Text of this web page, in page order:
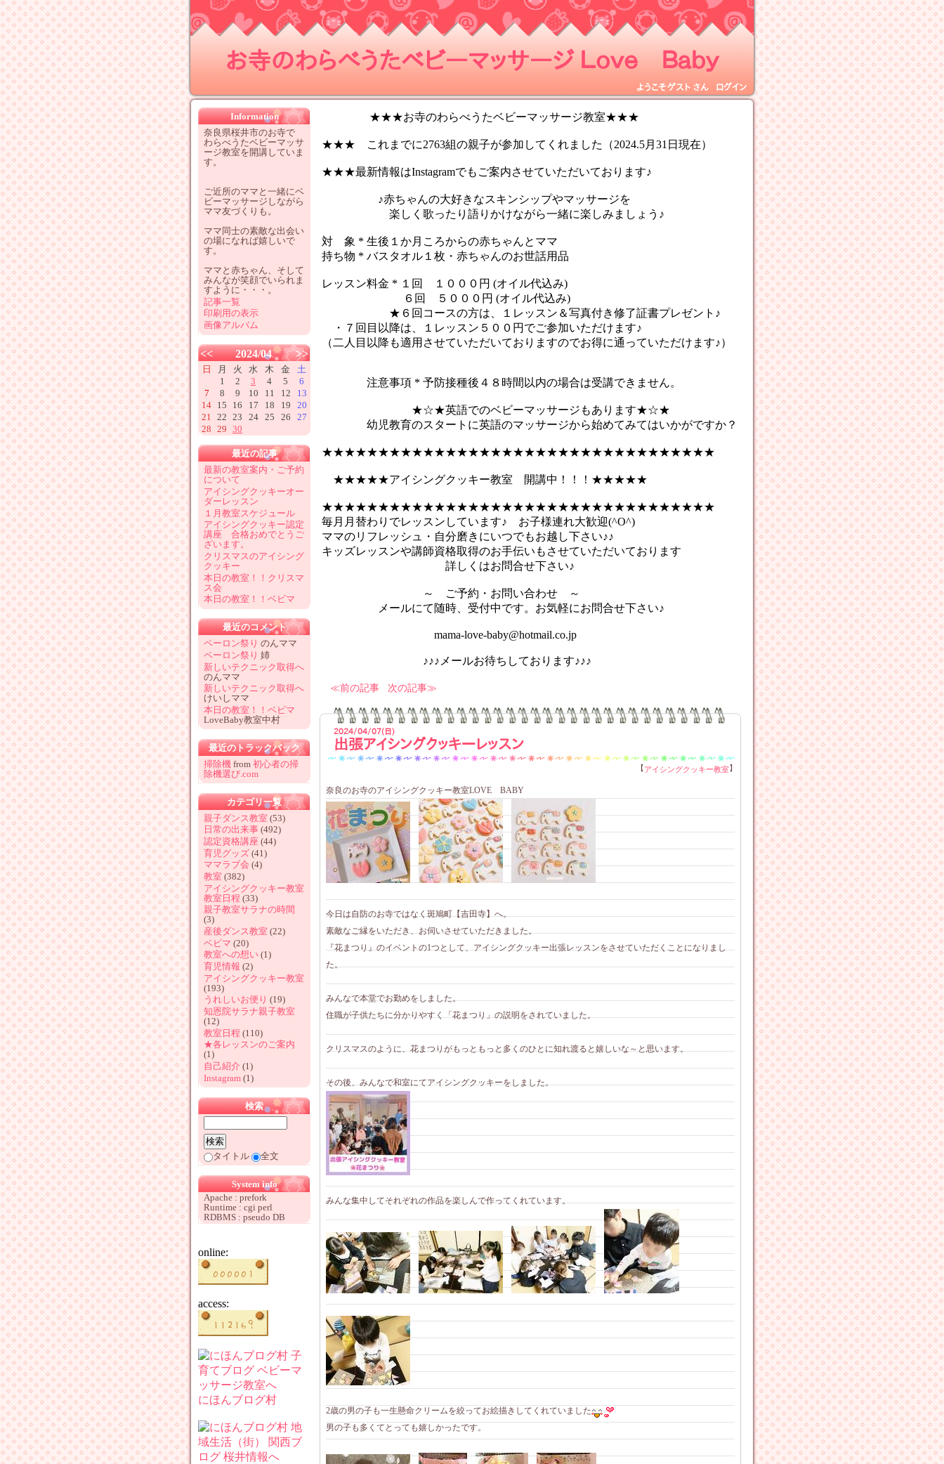
ようこそゲスト さん ログイン
お寺のわらべうたベビーマッサージ Ｌｏｖｅ Ｂａｂｙ
★★★お寺のわらべうたベビーマッサージ教室★★★
★★★ これまでに2763組の親子が参加してくれました（2024.5月31日現在）
★★★最新情報はInstagramでもご案内させていただいております♪
♪赤ちゃんの大好きなスキンシップやマッサージを
楽しく歌ったり語りかけながら一緒に楽しみましょう♪
対 象 * 生後１か月ころからの赤ちゃんとママ
持ち物 * バスタオル１枚・赤ちゃんのお世話用品
レッスン料金 * １回 １０００円 (オイル代込み)
６回 ５０００円 (オイル代込み)
★６回コースの方は、１レッスン＆写真付き修了証書プレゼント♪
・７回目以降は、１レッスン５００円でご参加いただけます♪
（二人目以降も適用させていただいておりますのでお得に通っていただけます♪）
注意事項 * 予防接種後４８時間以内の場合は受講できません。
★☆★英語でのベビーマッサージもあります★☆★
幼児教育のスタートに英語のマッサージから始めてみてはいかがですか？
★★★★★★★★★★★★★★★★★★★★★★★★★★★★★★★★★★★
★★★★★アイシングクッキー教室 開講中！！！★★★★★
★★★★★★★★★★★★★★★★★★★★★★★★★★★★★★★★★★★
毎月月替わりでレッスンしています♪ お子様連れ大歓迎(^O^)
ママのリフレッシュ・自分磨きにいつでもお越し下さい♪♪
キッズレッスンや講師資格取得のお手伝いもさせていただいております
詳しくはお問合せ下さい♪
～ ご予約・お問い合わせ ～
メールにて随時、受付中です。お気軽にお問合せ下さい♪
mama-love-baby@hotmail.co.jp
♪♪♪メールお待ちしております♪♪♪
前の記事 次の記事
2024/04/07(日)
出張アイシングクッキーレッスン
【 アイシングクッキー教室】
奈良のお寺のアイシングクッキー教室LOVE BABY
今日は自防のお寺ではなく斑鳩町【吉田寺】へ。
素敵なご縁をいただき、お伺いさせていただきました。
『花まつり』のイベントの1つとして、アイシングクッキー出張レッスンをさせていただくことになりまし
た。
みんなで本堂でお勤めをしました。
住職が子供たちに分かりやすく「花まつり」の説明をされていました。
クリスマスのように、花まつりがもっともっと多くのひとに知れ渡ると嬉しいな～と思います。
その後、みんなで和室にてアイシングクッキーをしました。
みんな集中してそれぞれの作品を楽しんで作ってくれています。
2歳の男の子も一生懸命クリームを絞ってお絵描きしてくれていました
男の子も多くてとっても嬉しかったです。
Information
奈良県桜井市のお寺で
わらべうたベビーマッサ
ージ教室を開講していま
す。
ご近所のママと一緒にベ
ビーマッサージしながら
ママ友づくりも。
ママ同士の素敵な出会い
の場になれば嬉しいで
す。
ママと赤ちゃん、そして
みんなが笑顔でいられま
すように・・・。
記事一覧
印刷用の表示
画像アルバム
<< 2024/04 >>
日 月 火 水 木 金
土
1
2 3 4 5
6
7
8 9 10 11 12
13
14 15 16 17 18 19
20
21
22 23 24 25 26
27
28 29 30
最近の記事
最新の教室案内・ご予約
について
アイシングクッキーオー
ダーレッスン
１月教室スケジュール
アイシングクッキー認定
講座 合格おめでとうご
ざいます。
クリスマスのアイシング
クッキー
本日の教室！！クリスマ
ス会
本日の教室！！ベビマ
最近のコメント
ペーロン祭り のんママ
ペーロン祭り 姉
新しいテクニック取得へ
のんママ
新しいテクニック取得へ
けいしママ
本日の教室！！ベビマ
LoveBaby教室中村
最近のトラックバック
掃除機 from 初心者の掃
除機選び.com
カテゴリ一覧
親子ダンス教室 (53)
日常の出来事 (492)
認定資格講座 (44)
育児グッズ (41)
ママラブ会 (4)
教室 (382)
アイシングクッキー教室
教室日程 (33)
親子教室サラナの時間
(3)
産後ダンス教室 (22)
ベビマ (20)
教室への想い (1)
育児情報 (2)
アイシングクッキー教室
(193)
うれしいお便り (19)
知恩院サラナ親子教室
(12)
教室日程 (110)
★各レッスンのご案内
(1)
自己紹介 (1)
Instagram (1)
検索
タイトル 全文
System info
Apache : prefork
Runtime : cgi perl
RDBMS : pseudo DB
online:
access:
にほんブログ村